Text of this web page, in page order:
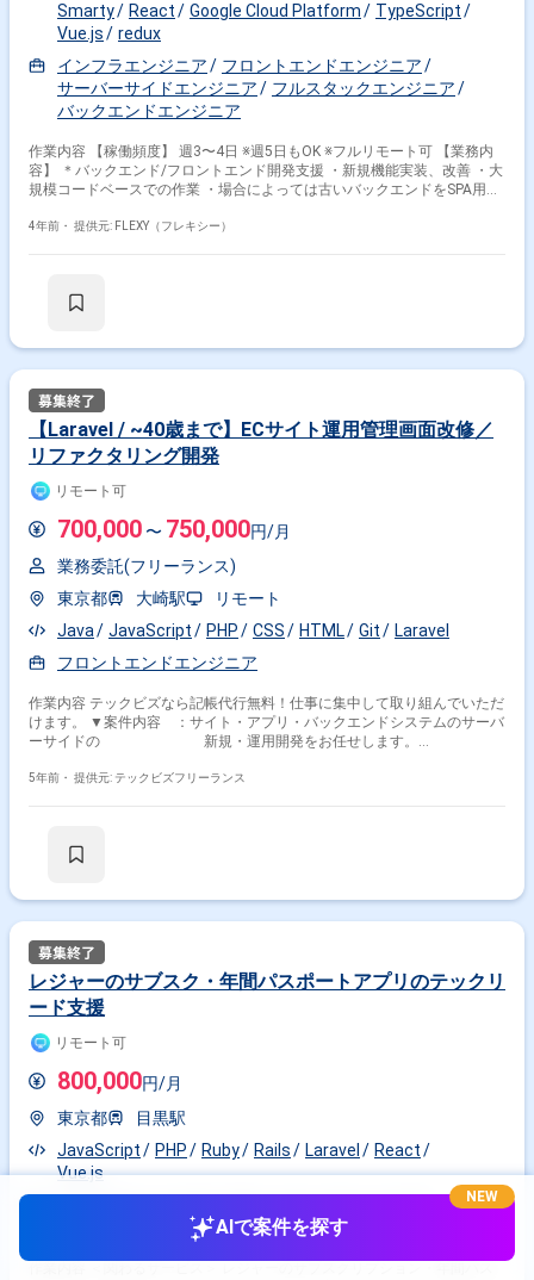
Smarty
React Google Cloud Platform
TypeScript
Vue.js
redux
インフラエンジニア
フロントエンドエンジニア
サーバーサイドエンジニア
フルスタックエンジニア
バックエンドエンジニア
作業内容 【稼働頻度】 週3〜4日 ※週5日もOK ※フルリモート可 【業務内
容】 ＊バックエンド/フロントエンド開発支援 ・新規機能実装、改善 ・大
規模コードベースでの作業 ・場合によっては古いバックエンドをSPA用の
4年前・ 提供元: FLEXY（フレキシー）
【Laravel / ~40歳まで】ECサイト運用管理画面改修／
リファクタリング開発
リモート可
700,000 〜 750,000円/月
業務委託(フリーランス)
東京都
大崎駅
リモート
Java
JavaScript PHP CSS HTML Git
Laravel
フロントエンドエンジニア
作業内容 テックビズなら記帳代行無料！仕事に集中して取り組んでいただ
けます。 ▼案件内容 ：サイト・アプリ・バックエンドシステムのサーバ
ーサイドの 新規・運用開発をお任せします。
他職種と連携を取り開発業務を遂行していただきます。
既存ソースを読み解いて自力で解決できる方を希望しま
す。 なお、選考を進めるにあたってスキルシートが必要です。 -------------------
------------------------------------- ・40代以上の方 ・外国籍の方(永住権をお持ちの方は
問題ございません) ・週5日稼働できない方 -------------------------------------------------------
-
5年前・ 提供元: テックビズフリーランス
レジャーのサブスク・年間パスポートアプリのテックリ
ード支援
リモート可
800,000円/月
東京都
目黒駅
JavaScript
PHP Ruby Rails Laravel
React
Vue.js
サーバーサイドエンジニアAIで案件を探す
NEW